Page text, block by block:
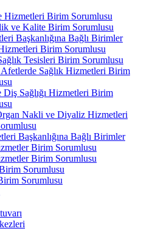
Hizmetleri Birim Sorumlusu
ve Kalite Birim Sorumlusu
Başkanlığına Bağlı Birimler
Birim Sorumlusu
Tesisleri Birim Sorumlusu
Sağlık Hizmetleri Birim
Diş Sağlığı Hizmetleri Birim
Nakli ve Diyaliz Hizmetleri
Başkanlığına Bağlı Birimler
Birim Sorumlusu
Birim Sorumlusu
Sorumlusu
Sorumlusu